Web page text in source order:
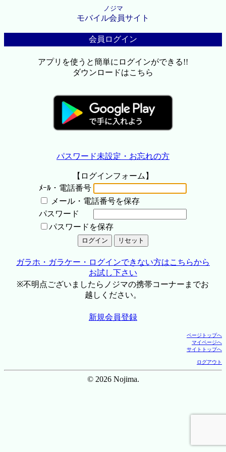
ノジマ
モバイル会員サイト
会員ログイン
アプリを使うと簡単にログインができる!!
ダウンロードはこちら
パスワード未設定・お忘れの方
【ログインフォーム】
ﾒｰﾙ・電話番号
メール・電話番号を保存
パスワード
パスワードを保存
ガラホ・ガラケー・ログインできない方はこちらから
お試し下さい
※不明点ございましたらノジマの携帯コーナーまでお
越しください。
新規会員登録
ページトップへ
マイページへ
サイトトップへ
ログアウト
© 2026 Nojima.